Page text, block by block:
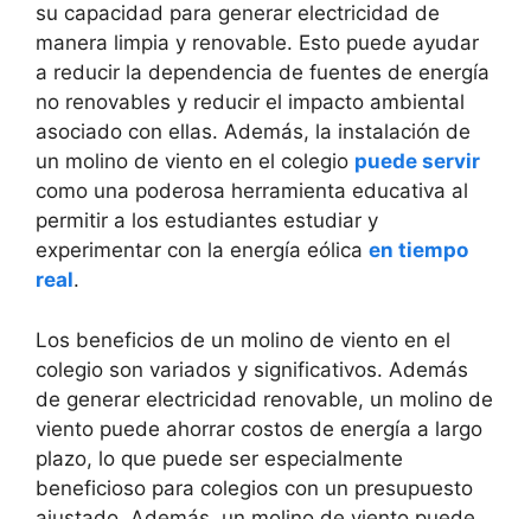
su capacidad para generar electricidad de
manera limpia y renovable. Esto puede ayudar
a reducir la dependencia de fuentes de energía
no renovables y reducir el impacto ambiental
asociado con ellas. Además, la instalación de
un molino de viento en el colegio puede servir
como una poderosa herramienta educativa al
permitir a los estudiantes estudiar y
experimentar con la energía eólica en tiempo
real.
Los beneficios de un molino de viento en el
colegio son variados y significativos. Además
de generar electricidad renovable, un molino de
viento puede ahorrar costos de energía a largo
plazo, lo que puede ser especialmente
beneficioso para colegios con un presupuesto